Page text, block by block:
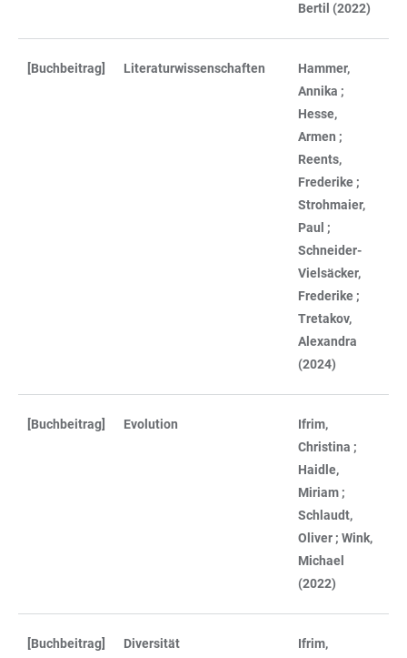
Bertil (2022)
[Buchbeitrag] Literaturwissenschaften
Hammer,
Annika ;
Hesse,
Armen ;
Reents,
Frederike ;
Strohmaier,
Paul ;
Schneider-
Vielsäcker,
Frederike ;
Tretakov,
Alexandra
(2024)
[Buchbeitrag] Evolution
Ifrim,
Christina ;
Haidle,
Miriam ;
Schlaudt,
Oliver ; Wink,
Michael
(2022)
[Buchbeitrag] Diversität
Ifrim,